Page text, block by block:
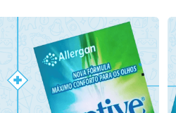
Laboratório
Por Menos